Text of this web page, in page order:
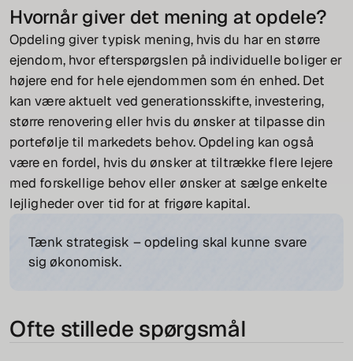
Hvornår giver det mening at opdele?
Opdeling giver typisk mening, hvis du har en større
ejendom, hvor efterspørgslen på individuelle boliger er
højere end for hele ejendommen som én enhed. Det
kan være aktuelt ved generationsskifte, investering,
større renovering eller hvis du ønsker at tilpasse din
portefølje til markedets behov. Opdeling kan også
være en fordel, hvis du ønsker at tiltrække flere lejere
med forskellige behov eller ønsker at sælge enkelte
lejligheder over tid for at frigøre kapital.
Tænk strategisk – opdeling skal kunne svare
sig økonomisk.
Ofte stillede spørgsmål